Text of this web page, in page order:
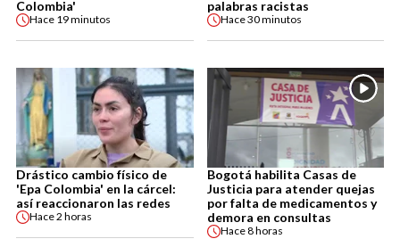
Colombia'
Hace 19 minutos
palabras racistas
Hace30 minutos
Drástico cambio físico de
'Epa Colombia' en la cárcel:
así reaccionaron las redes
Hace2 horas
Bogotá habilita Casas de
Justicia para atender quejas
por falta de medicamentos y
demora en consultas
Hace8 horas